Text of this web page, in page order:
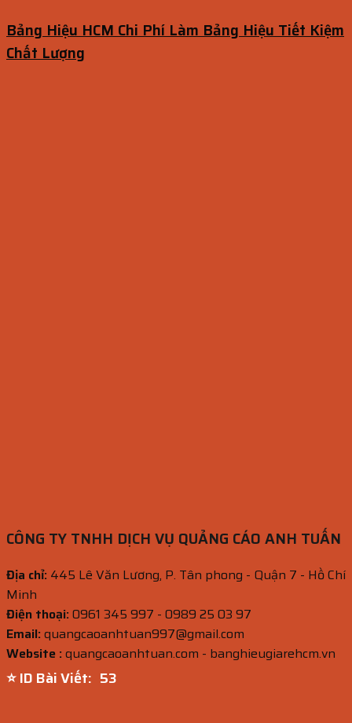
Bảng Hiệu HCM Chi Phí Làm Bảng Hiệu Tiết Kiệm
Chất Lượng
CÔNG TY TNHH DỊCH VỤ QUẢNG CÁO ANH TUẤN
Địa chỉ: 445 Lê Văn Lương, P. Tân phong - Quận 7 - Hồ Chí
Minh
Điện thoại:0961 345 997 - 0989 25 03 97
Email:quangcaoanhtuan997@gmail.com
Website :quangcaoanhtuan.com - banghieugiarehcm.vn
⭐ ID Bài Viết: 51